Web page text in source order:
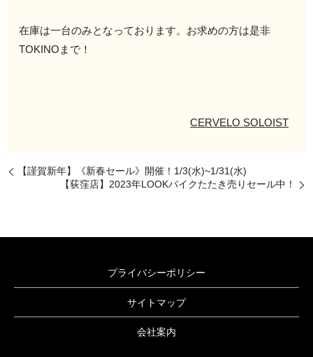
在庫は一台のみとなっております。お求めの方は是非
TOKINOまで！
CERVELO SOLOIST
【謹賀新年】《新春セール》開催！1/3(水)~1/31(水)
【荻窪店】2023年LOOKバイクたたき売りセール中！
プライバシーポリシー
サイトマップ
会社案内